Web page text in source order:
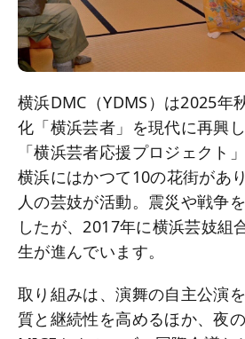
横浜DMC（YDMS）は2025年
化「横浜芸者」を現代に再興
「横浜芸者応援プロジェクト
横浜にはかつて10の花街があ
人の芸妓が活動。震災や戦争
したが、2017年に横浜芸妓組
生が進んでいます。
取り組みは、演舞の自主公演
質と継続性を高めるほか、夜